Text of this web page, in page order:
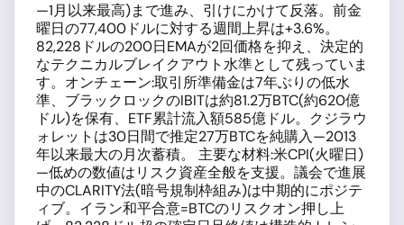
—1月以来最高)まで進み、引けにかけて反落。前金
曜日の77,400ドルに対する週間上昇は+3.6%。
82,228ドルの200日EMAが2回価格を抑え、決定的
なテクニカルブレイクアウト水準として残っていま
す。オンチェーン:取引所準備金は7年ぶりの低水
準、ブラックロックのIBITは約81.2万BTC(約620億
ドル)を保有、ETF累計流入額585億ドル。クジラウ
ォレットは30日間で推定27万BTCを純購入—2013
年以来最大の月次蓄積。 主要な材料:米CPI(火曜日)
—低めの数値はリスク資産全般を支援。議会で進展
中のCLARITY法(暗号規制枠組み)は中期的にポジテ
ィブ。イラン和平合意=BTCのリスクオン押し上